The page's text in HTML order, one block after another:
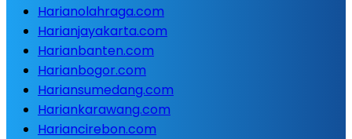
Harianolahraga.com
Harianjayakarta.com
Harianbanten.com
Harianbogor.com
Hariansumedang.com
Hariankarawang.com
Hariancirebon.com